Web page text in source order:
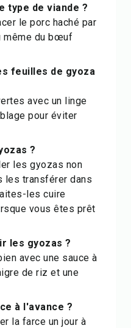
type de viande ?
le porc haché par
même du bœuf
feuilles de gyoza
avec un linge
pour éviter
?
les gyozas non
les transférer dans
les cuire
vous êtes prêt
les gyozas ?
avec une sauce à
de riz et une
à l'avance ?
la farce un jour à